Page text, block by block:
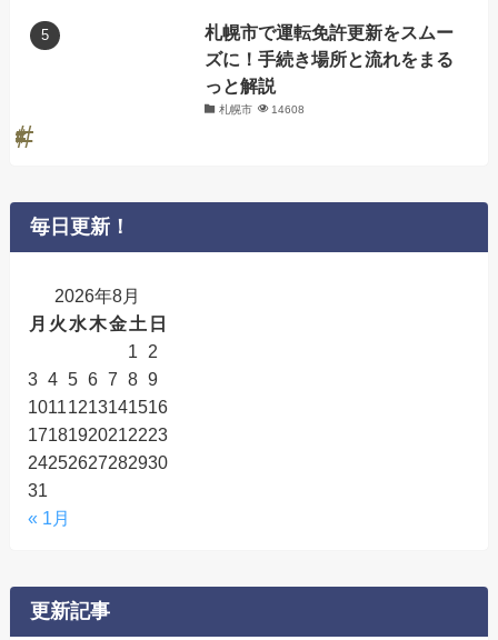
札幌市で運転免許更新をスムー
ズに！手続き場所と流れをまる
っと解説
札幌市 14608
毎日更新！
2026年8月
月 火 水木金土 日
1
2
3 4 5 6 7 8 9
10111213141516
17181920212223
24252627282930
31
« 1月
更新記事